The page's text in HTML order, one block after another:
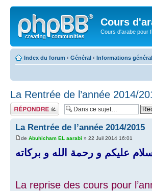
Cours
Cours d'arabe pour
Index du forum ‹ Général ‹ Informations
La Rentrée de l’année 2014/
Répondre
La Rentrée de l’année 2014/2015
de Abuhicham EL aarabi » 22 Juil 2014 16:01
عليكم و رحمة الله و بركاته
La reprise des cours pour